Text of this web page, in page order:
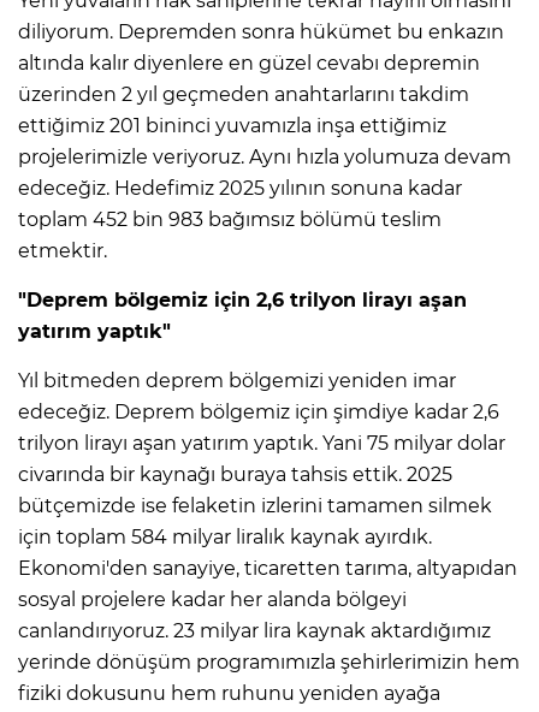
diliyorum. Depremden sonra hükümet bu enkazın
altında kalır diyenlere en güzel cevabı depremin
üzerinden 2 yıl geçmeden anahtarlarını takdim
ettiğimiz 201 bininci yuvamızla inşa ettiğimiz
projelerimizle veriyoruz. Aynı hızla yolumuza devam
edeceğiz. Hedefimiz 2025 yılının sonuna kadar
toplam 452 bin 983 bağımsız bölümü teslim
etmektir.
"Deprem bölgemiz için 2,6 trilyon lirayı aşan
yatırım yaptık"
Yıl bitmeden deprem bölgemizi yeniden imar
edeceğiz. Deprem bölgemiz için şimdiye kadar 2,6
trilyon lirayı aşan yatırım yaptık. Yani 75 milyar dolar
civarında bir kaynağı buraya tahsis ettik. 2025
bütçemizde ise felaketin izlerini tamamen silmek
için toplam 584 milyar liralık kaynak ayırdık.
Ekonomi'den sanayiye, ticaretten tarıma, altyapıdan
sosyal projelere kadar her alanda bölgeyi
canlandırıyoruz. 23 milyar lira kaynak aktardığımız
yerinde dönüşüm programımızla şehirlerimizin hem
fiziki dokusunu hem ruhunu yeniden ayağa